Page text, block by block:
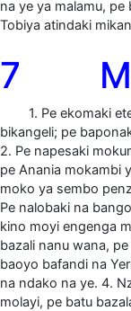
na ye ya malamu,
Tobiya atindaki
7
1. Pe ekomaki
bikangeli; pe
2. Pe napesaki
pe Anania mokambi
moko ya sembo
Pe nalobaki na
kino moyi engenga
bazali nanu wana,
baoyo bafandi na
na ndako na ye. 4.
molayi, pe batu